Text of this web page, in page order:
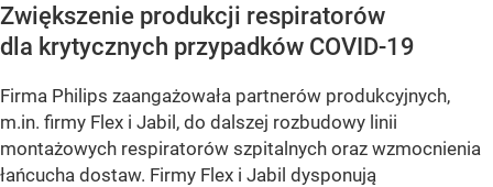
Zwiększenie produkcji respiratorów
dla krytycznych przypadków COVID-19
Firma Philips zaangażowała partnerów produkcyjnych,
m.in. firmy Flex i Jabil, do dalszej rozbudowy linii
montażowych respiratorów szpitalnych oraz wzmocnienia
łańcucha dostaw. Firmy Flex i Jabil dysponują